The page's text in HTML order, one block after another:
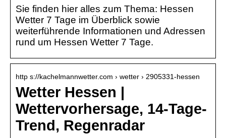
Sie finden hier alles zum Thema: Hessen
Wetter 7 Tage im Überblick sowie
weiterführende Informationen und Adressen
rund um Hessen Wetter 7 Tage.
http s://kachelmannwetter.com › wetter › 2905331-hessen
Wetter Hessen |
Wettervorhersage, 14-Tage-
Trend, Regenradar